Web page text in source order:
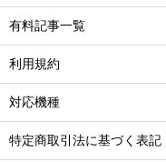
有料記事一覧
利用規約
対応機種
特定商取引法に基づく表記